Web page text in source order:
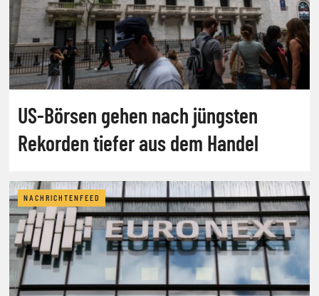
US-Börsen gehen nach jüngsten
Rekorden tiefer aus dem Handel
NACHRICHTENFEED